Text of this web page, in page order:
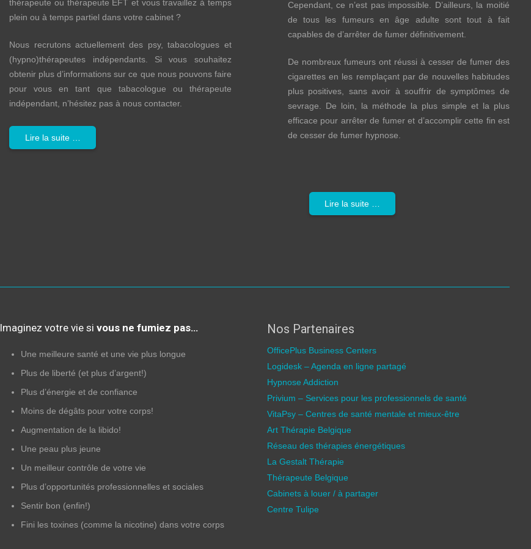
thérapeute ou thérapeute EFT et vous travaillez à temps
plein ou à temps partiel dans votre cabinet ?
Nous recrutons actuellement des psy, tabacologues et
(hypno)thérapeutes indépendants. Si vous souhaitez
obtenir plus d’informations sur ce que nous pouvons faire
pour vous en tant que tabacologue ou thérapeute
indépendant, n’hésitez pas à nous contacter.
Lire la suite …
Cependant, ce n’est pas impossible. D’ailleurs, la moitié
de tous les fumeurs en âge adulte sont tout à fait
capables de d’arrêter de fumer définitivement.
De nombreux fumeurs ont réussi à cesser de fumer des
cigarettes en les remplaçant par de nouvelles habitudes
plus positives, sans avoir à souffrir de symptômes de
sevrage. De loin, la méthode la plus simple et la plus
efficace pour arrêter de fumer et d’accomplir cette fin est
de cesser de fumer hypnose.
Lire la suite …
Imaginez votre vie si vous ne fumiez pas…
Une meilleure santé et une vie plus longue
Plus de liberté (et plus d’argent!)
Plus d’énergie et de confiance
Moins de dégâts pour votre corps!
Augmentation de la libido!
Une peau plus jeune
Un meilleur contrôle de votre vie
Plus d’opportunités professionnelles et sociales
Sentir bon (enfin!)
Fini les toxines (comme la nicotine) dans votre corps
Nos Partenaires
OfficePlus Business Centers
Logidesk – Agenda en ligne partagé
Hypnose Addiction
Privium – Services pour les professionnels de santé
VitaPsy – Centres de santé mentale et mieux-être
Art Thérapie Belgique
Réseau des thérapies énergétiques
La Gestalt Thérapie
Thérapeute Belgique
Cabinets à louer / à partager
Centre Tulipe